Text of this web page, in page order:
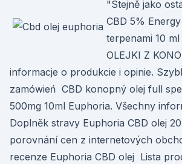
"Stejně jako
CBD 5%
terpenami 10
OLEJKI Z
informacje o produkcie i opinie.
zamówień CBD konopný olej full
500mg 10ml Euphoria. Všechny
Doplněk stravy Euphoria CBD olej
porovnání cen z internetových
recenze Euphoria CBD olej Lista